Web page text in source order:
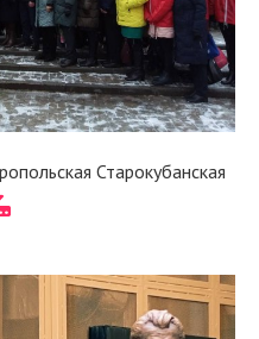
Старокубанская